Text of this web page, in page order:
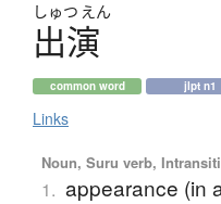
しゅつ えん
出演
common word jlpt n1
Links
Noun, Suru verb,
1. appearance (in